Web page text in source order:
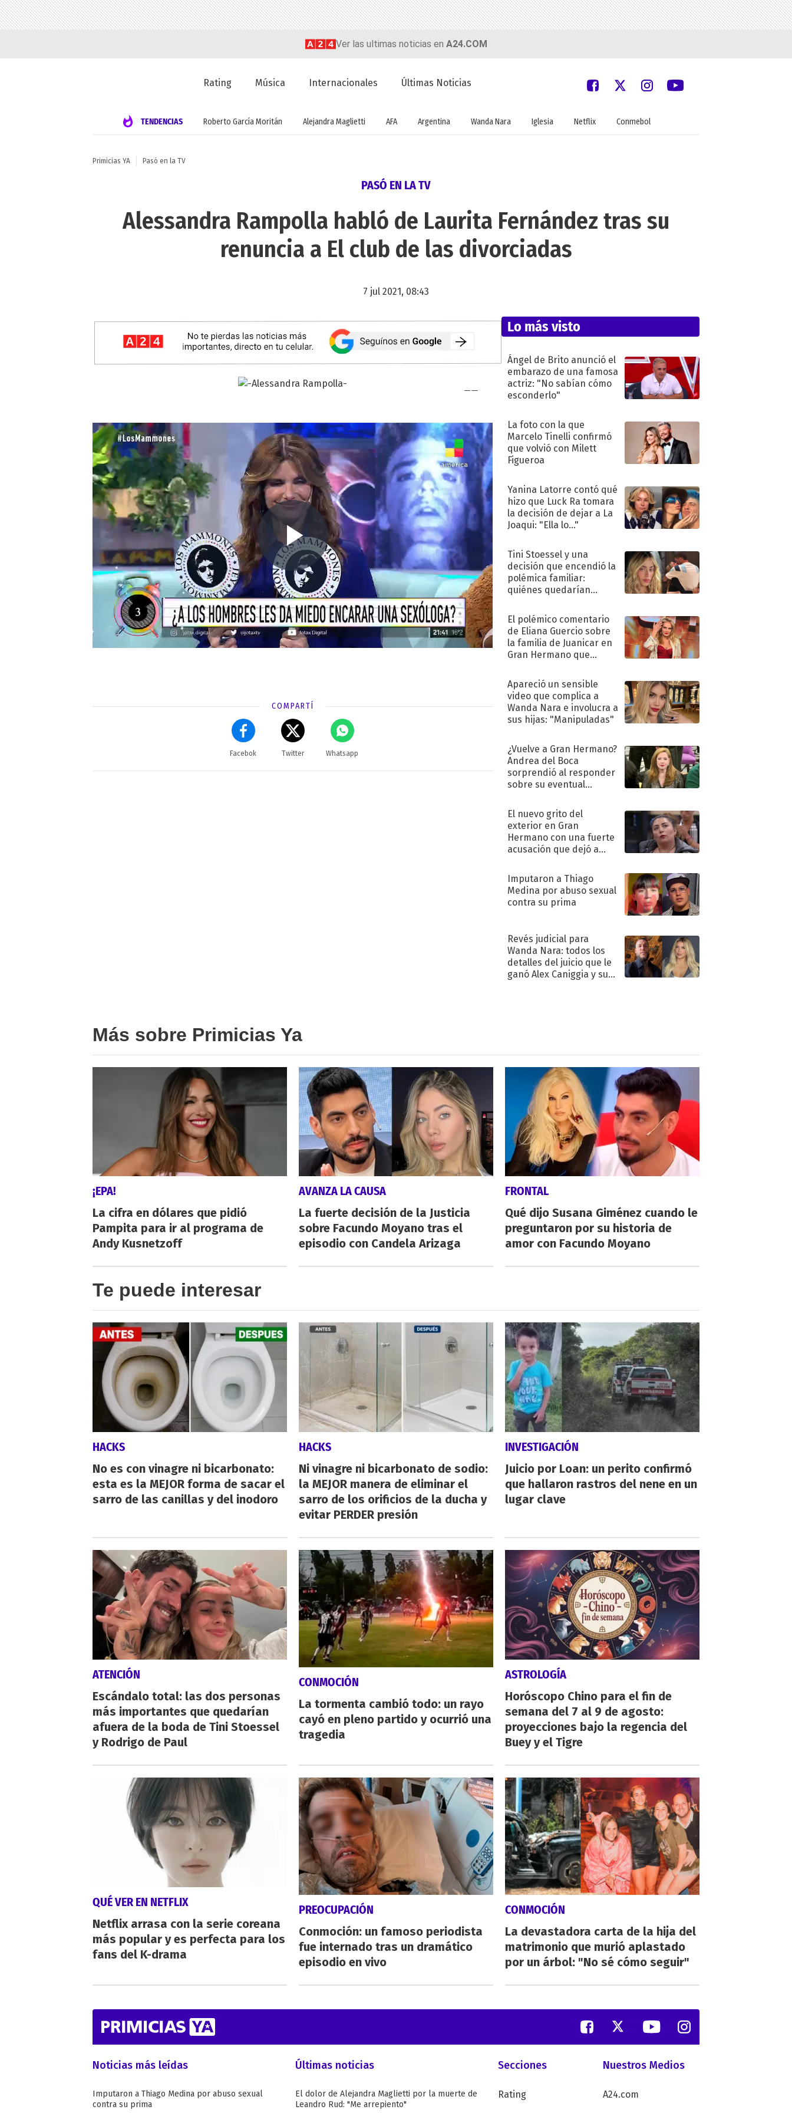
Ver las ultimas noticias en A24.COM
Rating Música Internacionales Últimas Noticias
TENDENCIAS Roberto García Moritán Alejandra Maglietti AFA Argentina Wanda Nara Iglesia Netflix Conmebol
Primicias YA Pasó en la TV
PASÓ EN LA TV
Alessandra Rampolla habló de Laurita Fernández tras su
renuncia a El club de las divorciadas
7 jul 2021, 08:43
COMPARTÍ
Facebok Twitter Whatsapp
Lo más visto
Ángel de Brito anunció el
embarazo de una famosa
actriz: "No sabían cómo
esconderlo"
La foto con la que
Marcelo Tinelli confirmó
que volvió con Milett
Figueroa
Yanina Latorre contó qué
hizo que Luck Ra tomara
la decisión de dejar a La
Joaqui: "Ella lo..."
Tini Stoessel y una
decisión que encendió la
polémica familiar:
quiénes quedarían
El polémico comentario
de Eliana Guercio sobre
la familia de Juanicar en
Gran Hermano que
Apareció un sensible
video que complica a
Wanda Nara e involucra a
sus hijas: "Manipuladas"
¿Vuelve a Gran Hermano?
Andrea del Boca
sorprendió al responder
sobre su eventual
El nuevo grito del
exterior en Gran
Hermano con una fuerte
acusación que dejó a
"Traidora"
Imputaron a Thiago
Medina por abuso sexual
contra su prima
Revés judicial para
Wanda Nara: todos los
detalles del juicio que le
ganó Alex Caniggia y sus
Más sobre Primicias Ya
¡EPA!
La cifra en dólares que pidió
Pampita para ir al programa de
Andy Kusnetzoff
AVANZA LA CAUSA
La fuerte decisión de la Justicia
sobre Facundo Moyano tras el
episodio con Candela Arizaga
FRONTAL
Qué dijo Susana Giménez cuando le
preguntaron por su historia de
amor con Facundo Moyano
Te puede interesar
HACKS
No es con vinagre ni bicarbonato:
esta es la MEJOR forma de sacar el
sarro de las canillas y del inodoro
HACKS
Ni vinagre ni bicarbonato de sodio:
la MEJOR manera de eliminar el
sarro de los orificios de la ducha y
evitar PERDER presión
INVESTIGACIÓN
Juicio por Loan: un perito confirmó
que hallaron rastros del nene en un
lugar clave
ATENCIÓN
Escándalo total: las dos personas
más importantes que quedarían
afuera de la boda de Tini Stoessel
y Rodrigo de Paul
CONMOCIÓN
La tormenta cambió todo: un rayo
cayó en pleno partido y ocurrió una
tragedia
ASTROLOGÍA
Horóscopo Chino para el fin de
semana del 7 al 9 de agosto:
proyecciones bajo la regencia del
Buey y el Tigre
QUÉ VER EN NETFLIX
Netflix arrasa con la serie coreana
más popular y es perfecta para los
fans del K-drama
PREOCUPACIÓN
Conmoción: un famoso periodista
fue internado tras un dramático
episodio en vivo
CONMOCIÓN
La devastadora carta de la hija del
matrimonio que murió aplastado
por un árbol: "No sé cómo seguir"
Noticias más leídas
Imputaron a Thiago Medina por abuso sexual
contra su prima
Últimas noticias
El dolor de Alejandra Maglietti por la muerte de
Leandro Rud: "Me arrepiento"
Secciones
Rating
Nuestros Medios
A24.com